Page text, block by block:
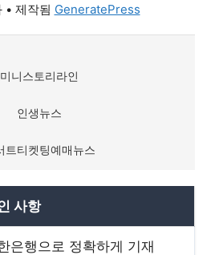
• 제작됨 GeneratePress
미니스토리라인
인생뉴스
트티켓팅예매뉴스
사항
은행으로 정확하게 기재